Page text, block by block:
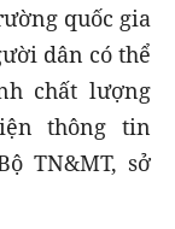
quốc gia
dân có thể
chất lượng
thông tin
TN&MT, sở